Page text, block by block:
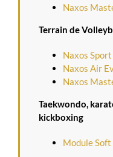
Naxos
Terrain de
Naxos
Naxos Air
Naxos
Taekwondo,
kickboxing
Module